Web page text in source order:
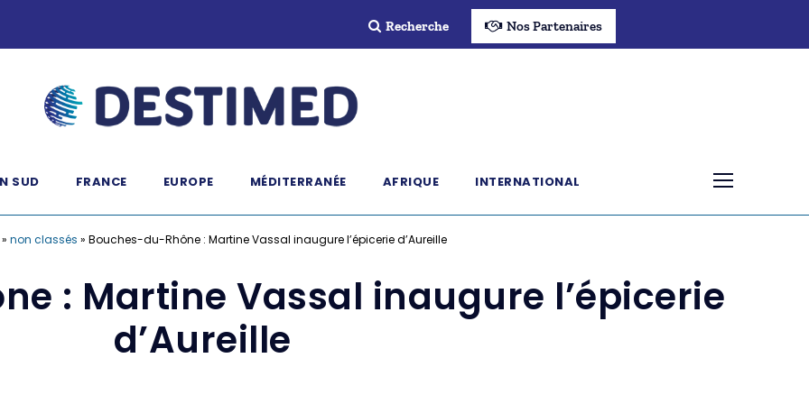
Recherche Nos Partenaires
SUD FRANCE EUROPE MÉDITERRANÉE AFRIQUE INTERNATIONAL
non classés » Bouches-du-Rhône : Martine Vassal inaugure l’épicerie d’Aureille
: Martine Vassal inaugure l’épicerie
d’Aureille